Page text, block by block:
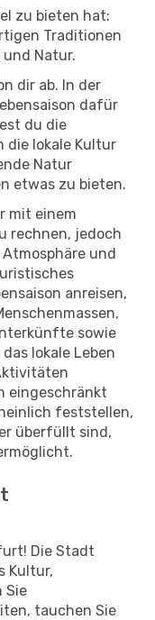
zu bieten hat:
Traditionen
Natur.
dir ab. In der
dafür
du die
die lokale Kultur
Natur
etwas zu bieten.
mit einem
rechnen, jedoch
und
anreisen,
sowie
lokale Leben
eingeschränkt
feststellen,
überfüllt sind,
Die Stadt
Kultur,
Sie
tauchen Sie